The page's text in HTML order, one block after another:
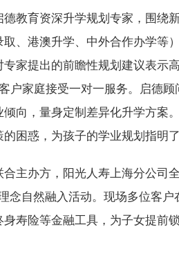
德教育资深升学规划专家，围绕
取、港澳升学、中外合作办学等
专家提出的前瞻性规划建议表示
户家庭接受一对一服务。启德
倾向，量身定制差异化升学方案
困惑，为孩子的学业规划指明了
合主办方，阳光人寿上海分公司
念自然融入活动。现场多位客
身寿险等金融工具，为子女提前